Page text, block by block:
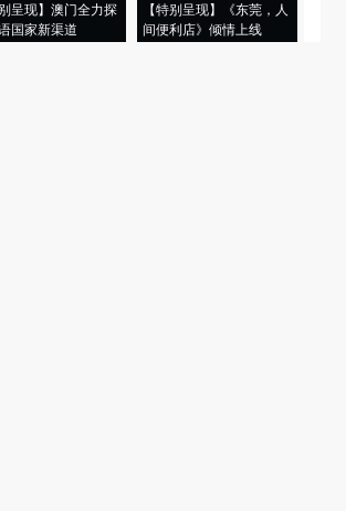
别呈现】澳门全力探
国家新渠道
【特别呈现】《东莞，人
间便利店》倾情上线
会